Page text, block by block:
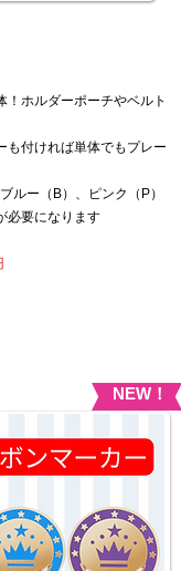
！ホルダーポーチやベルト
も付ければ単体でもプレー
ルー（B）、ピンク（P）
必要になります
NEW！